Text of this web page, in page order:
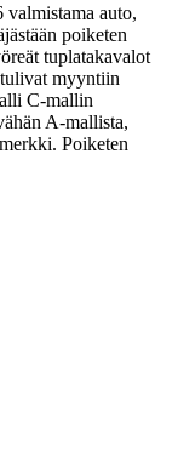
auto,
poiketen
tuplatakavalot
myyntiin
C-mallin
A-mallista,
Poiketen